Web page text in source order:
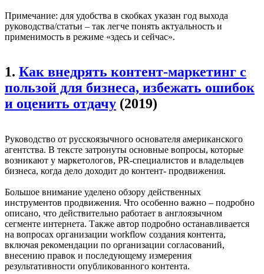
Примечание: для удобства в скобках указан год выхода
руководства/статьи – так легче понять актуальность и
применимость в режиме «здесь и сейчас».
1. Как внедрять контент-маркетинг с
пользой для бизнеса, избежать ошибок
и оценить отдачу (2019)
Руководство от русскоязычного основателя американского
агентства. В тексте затронуты основные вопросы, которые
возникают у маркетологов, PR-специалистов и владельцев
бизнеса, когда дело доходит до контент- продвижения.
Большое внимание уделено обзору действенных
инструментов продвижения. Что особенно важно – подробно
описано, что действительно работает в англоязычном
сегменте интернета. Также автор подробно останавливается
на вопросах организации workflow создания контента,
включая рекомендации по организации согласований,
внесению правок и последующему измерения
результативности опубликованного контента.